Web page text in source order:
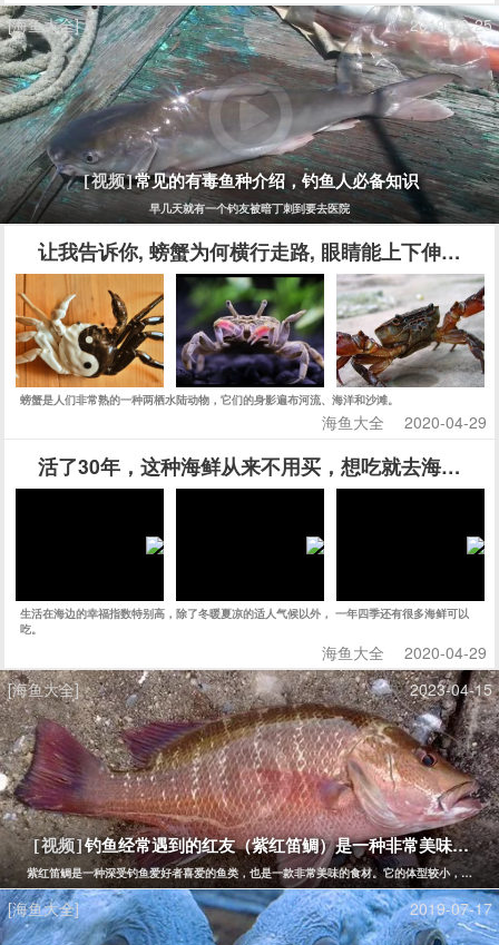
[海鱼大全]
2019-12-25
[视频]常见的有毒鱼种介绍，钓鱼人必备知识
早几天就有一个钓友被暗丁刺到要去医院
让我告诉你, 螃蟹为何横行走路, 眼睛能上下伸缩,
螃蟹是人们非常熟的一种两栖水陆动物，它们的身影遍布河流、海洋和沙滩。
海鱼大全 2020-04-29
活了30年，这种海鲜从来不用买，想吃就去海边挖
生活在海边的幸福指数特别高，除了冬暖夏凉的适人气候以外， 一年四季还有很多海鲜可以
吃。
海鱼大全
2020-04-29
[海鱼大全]
2023-04-15
[视频]钓鱼经常遇到的红友（紫红笛鲷）是一种非常美味的鱼
紫红笛鲷是一种深受钓鱼爱好者喜爱的鱼类，也是一款非常美味的食材。它的体型较小，一般
[海鱼大全] 2019-07-17